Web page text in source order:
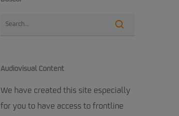
Audiovisual Content
We have created this site especially
for you to have access to frontline